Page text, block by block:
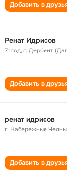
Добавить в
Ренат Идрисов
71 год,г. Дербент
Добавить в
ренат идрисов
г. Набережные Челны
Добавить в